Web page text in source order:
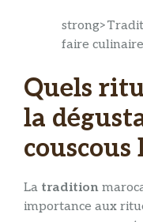
faire culinaire
Quels
la
couscous
La tradition
importance aux